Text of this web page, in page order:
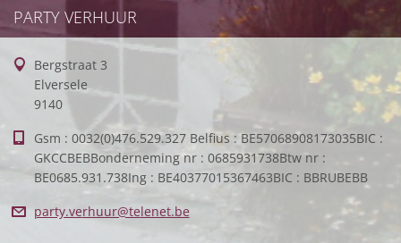
PARTY VERHUUR
Bergstraat 3
Elversele
9140
Gsm : 0032(0)476.529.327 Belfius : BE57068908173035BIC :
GKCCBEBBonderneming nr : 0685931738Btw nr :
BE0685.931.738Ing : BE40377015367463BIC : BBRUBEBB
party.verhuur@telenet.be